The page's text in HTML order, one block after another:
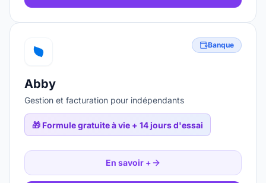
Banque
Abby
Gestion et facturation pour indépendants
🎁 Formule gratuite à vie + 14 jours d'essai
En savoir +